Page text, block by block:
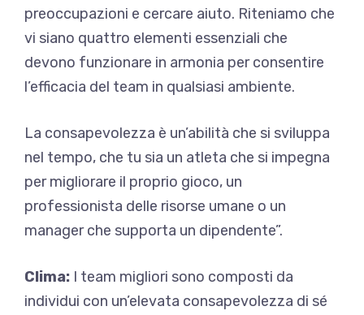
preoccupazioni e cercare aiuto. Riteniamo che
vi siano quattro elementi essenziali che
devono funzionare in armonia per consentire
l’efficacia del team in qualsiasi ambiente.
La consapevolezza è un’abilità che si sviluppa
nel tempo, che tu sia un atleta che si impegna
per migliorare il proprio gioco, un
professionista delle risorse umane o un
manager che supporta un dipendente”.
Clima: I team migliori sono composti da
individui con un’elevata consapevolezza di sé